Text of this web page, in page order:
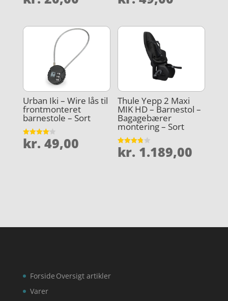
4.9
4
Urban Iki – Wire lås til
frontmonteret
barnestole – Sort
Vurderet
4.1
kr. 49,00
Thule Yepp 2 Maxi
MIK HD – Barnestol –
Bagagebærer
montering – Sort
Vurderet
3.8
kr. 1.189,00
Forside
Varer
Oversigt artikler